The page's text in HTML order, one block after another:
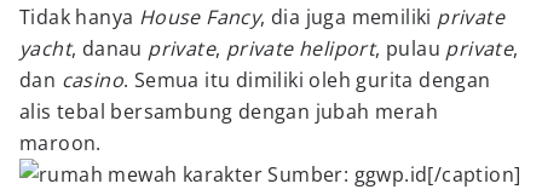
Tidak hanya House Fancy, dia juga memiliki private
yacht, danau private, private heliport, pulau private,
dan casino. Semua itu dimiliki oleh gurita dengan
alis tebal bersambung dengan jubah merah
maroon.
Sumber: ggwp.id[/caption]